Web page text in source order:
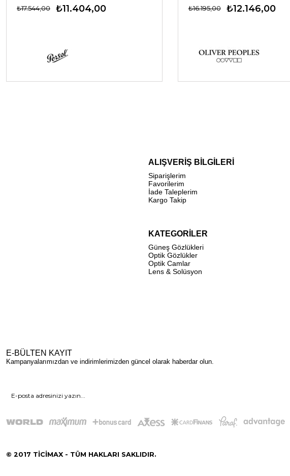
₺11.404,00
₺17.544,00 ₺12.146,00
₺16.195,00
ALIŞVERİŞ BİLGİLERİ
Siparişlerim
Favorilerim
İade Taleplerim
Kargo Takip
KATEGORİLER
Güneş Gözlükleri
Optik Gözlükler
Optik Camlar
Lens & Solüsyon
E-BÜLTEN KAYIT
Kampanyalarımızdan ve indirimlerimizden güncel olarak haberdar olun.
© 2017 TİCİMAX - TÜM HAKLARI SAKLIDIR.